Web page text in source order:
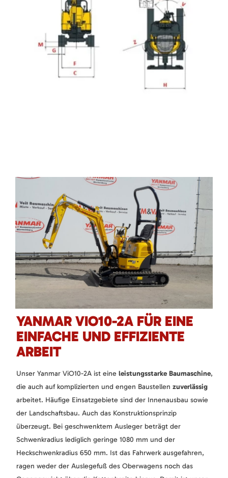
YANMAR VIO10-2A FÜR EINE
EINFACHE UND EFFIZIENTE
ARBEIT
Unser Yanmar ViO10-2A ist eine leistungsstarke Baumaschine,
die auch auf komplizierten und engen Baustellen zuverlässig
arbeitet. Häufige Einsatzgebiete sind der Innenausbau sowie
der Landschaftsbau. Auch das Konstruktionsprinzip
überzeugt. Bei geschwenktem Ausleger beträgt der
Schwenkradius lediglich geringe 1080 mm und der
Heckschwenkradius 650 mm. Ist das Fahrwerk ausgefahren,
ragen weder der Auslegefuß des Oberwagens noch das